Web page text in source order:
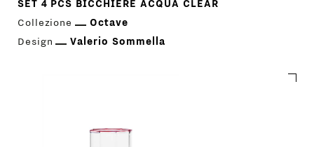
SET 4 PCS BICCHIERE ACQUA CLEAR
Collezione
Octave
Design
Valerio Sommella